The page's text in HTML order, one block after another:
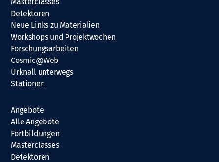
Detektoren
Neue Links zu Materialien
Workshops und Projektwochen
Forschungsarbeiten
Cosmic@Web
Urknall unterwegs
Stationen
Angebote
Alle Angebote
Fortbildungen
Masterclasses
Detektoren